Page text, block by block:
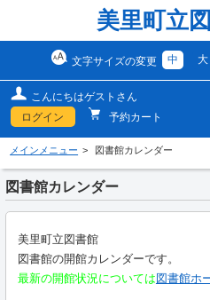
美里町立
文字サイズの変更 中 大
こんにちはゲストさん
ログイン
予約カート
メインメニュー 図書館カレンダー
図書館カレンダー
美里町立図書館
図書館の開館カレンダーです。
最新の開館状況については 図書館ホ